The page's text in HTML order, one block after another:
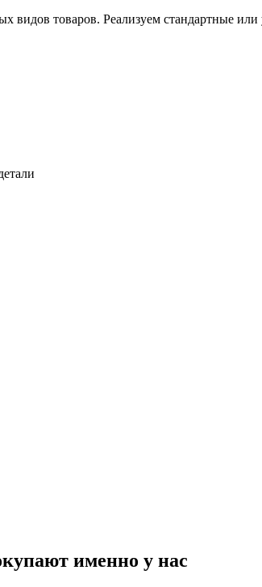
товаров. Реализуем стандартные
именно у нас